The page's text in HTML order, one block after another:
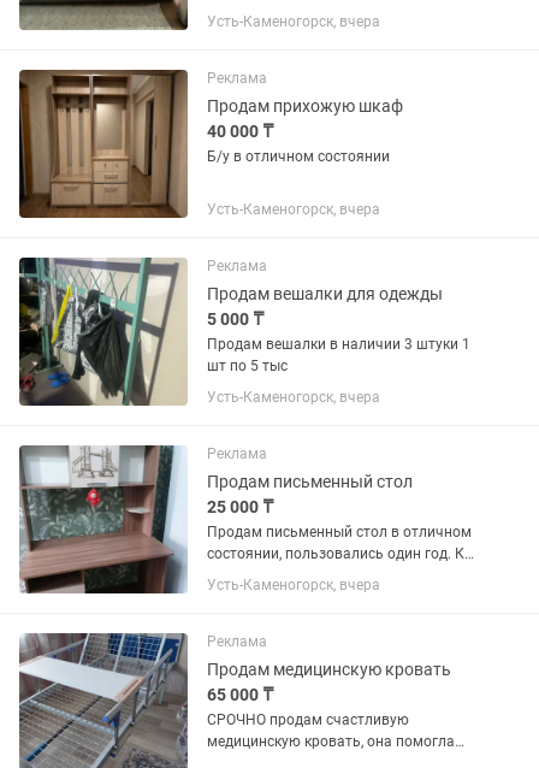
хорошем состоянии ортопедический
матрас Покупали в магазине Фараон
Усть-Каменогорск, вчера
Реклама
Продам прихожую шкаф
40 000 ₸
Б/у в отличном состоянии
Усть-Каменогорск, вчера
Реклама
Продам вешалки для одежды
5 000 ₸
Продам вешалки в наличии 3 штуки 1
шт по 5 тыс
Усть-Каменогорск, вчера
Реклама
Продам письменный стол
25 000 ₸
Продам письменный стол в отличном
состоянии, пользовались один год. Как
новый , брали за 50.000 . Продам за
25000. Длинна стола 115 см
Усть-Каменогорск, вчера
Реклама
Продам медицинскую кровать
65 000 ₸
СРОЧНО продам счастливую
медицинскую кровать, она помогла